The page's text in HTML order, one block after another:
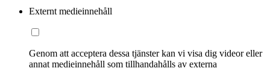
Externt medieinnehåll
Genom att acceptera dessa tjänster kan vi visa dig videor eller
annat medieinnehåll som tillhandahålls av externa